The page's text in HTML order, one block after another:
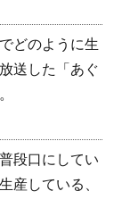
どのように生
送した「あぐ
段口にしてい
産している、